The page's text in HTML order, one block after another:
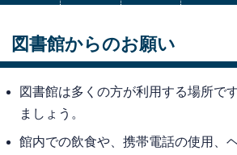
図書館からのお願い
図書館は多くの方が利用する場所で
ましょう。
館内での飲食や、携帯電話の使用、